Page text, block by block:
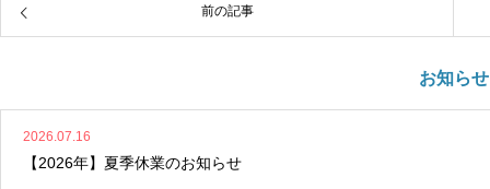
前の記事
お知らせ
2026.07.16
【2026年】夏季休業のお知らせ